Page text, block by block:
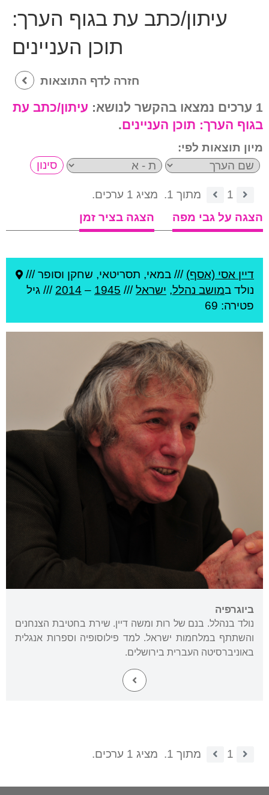
עיתון/כתב עת בגוף הערך:
תוכן העניינים
חזרה לדף התוצאות
1 ערכים נמצאו בהקשר לנושא:
עיתון/כתב עת
בגוף הערך: תוכן העניינים.
מיון תוצאות לפי:
1 מתוך 1.
מציג 1 ערכים.
הצגה על גבי מפה
הצגה בציר זמן
דיין אסי (אסף) /// במאי, תסריטאי, שחקן וסופר ///
נולד במושב נהלל, ישראל///
1945
–
2014 /// גיל
פטירה: 69
ביוגרפיה
נולד בנהלל. בנם של רות ומשה דיין. שירת בחטיבת הצנחנים
והשתתף במלחמות ישראל. למד פילוסופיה וספרות אנגלית
באוניברסיטה העברית בירושלים.
1 מתוך 1. מציג 1 ערכים.